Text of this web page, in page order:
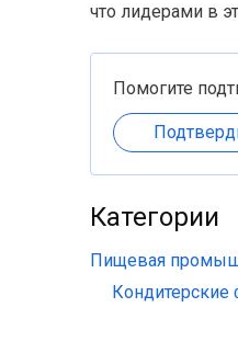
что лидерами в
Помогите
Категории
Пищевая
Кондитерские